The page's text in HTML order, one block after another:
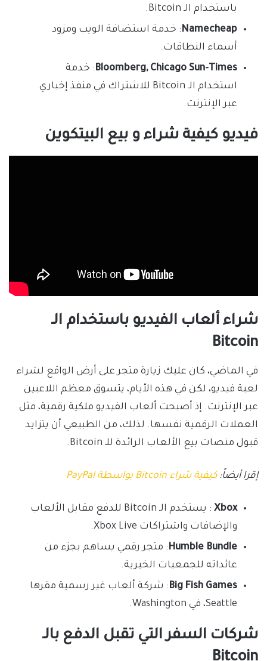
باستخدام الـ Bitcoin.
Namecheap: خدمة استضافة الويب ومزود
أسماء النطاقات.
Bloomberg, Chicago Sun-Times
: خدمة
استخدام الـ Bitcoin للاشتراك في منفذ إخباري
عبر الإنترنت.
فيديو كيفية شراء و بيع البيتكوين
شراء ألعاب الفيديو باستخدام الـ
Bitcoin
في الماضي، كان عليك زيارة متجر على أرض الواقع لشراء
لعبة فيديو، لكن في هذه الأيام، يتسوق معظم اللاعبين
عبر الإنترنت. إذ أصبحت ألعاب الفيديو ملكية رقمية، مثل
العملات الرقمية نفسها. لذلك، من الطبيعي أن يتزايد
قبول منصات بيع الألعاب الرائدة للـ Bitcoin.
إقرا أيضاً:كيفية شراء Bitcoin بواسطة PayPal
Xbox
: يستخدم الـ Bitcoin للدفع مقابل الألعاب
والإضافات واشتراكات Xbox Live.
Humble Bundle: متجر رقمي يساهم بجزء من
عائداته للجمعيات الخيرية.
Big Fish Games: شركة ألعاب غير رسمية مقرها
Seattle، في Washington.
شركات السفر التي تقبل الدفع بالـ